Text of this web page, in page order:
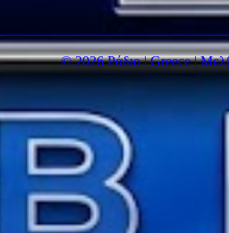
© 2026 Ράδιο | Greece |